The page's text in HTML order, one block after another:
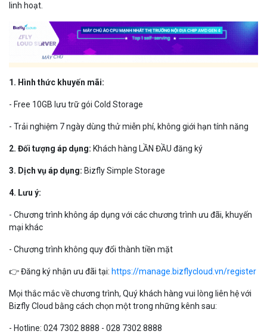
linh hoạt.
1. Hình thức khuyến mãi:
- Free 10GB lưu trữ gói Cold Storage
- Trải nghiệm 7 ngày dùng thử miễn phí, không giới hạn tính năng
2. Đối tượng áp dụng: Khách hàng LẦN ĐẦU đăng ký
3. Dịch vụ áp dụng: Bizfly Simple Storage
4. Lưu ý:
- Chương trình không áp dụng với các chương trình ưu đãi, khuyến
mại khác
- Chương trình không quy đổi thành tiền mặt
👉 Đăng ký nhận ưu đãi tại: https://manage.bizflycloud.vn/register
Mọi thắc mắc về chương trình, Quý khách hàng vui lòng liên hệ với
Bizfly Cloud bằng cách chọn một trong những kênh sau:
- Hotline: 024 7302 8888 - 028 7302 8888